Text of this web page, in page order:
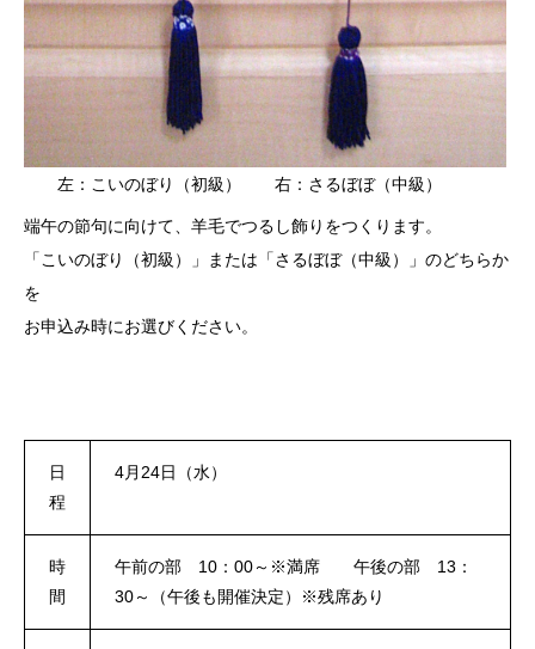
左：こいのぼり（初級） 右：さるぼぼ（中級）
端午の節句に向けて、羊毛でつるし飾りをつくります。
「こいのぼり（初級）」または「さるぼぼ（中級）」のどちらか
を
お申込み時にお選びください。
日
程
4月24日（水）
時
間
午前の部 10：00～※満席 午後の部 13：
30～（午後も開催決定）※残席あり